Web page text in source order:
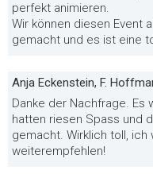
perfekt animieren.
Wir können diesen Event
gemacht und es ist eine
Anja Eckenstein, F.
Danke der Nachfrage. Es
hatten riesen Spass und
gemacht. Wirklich toll, ich
weiterempfehlen!